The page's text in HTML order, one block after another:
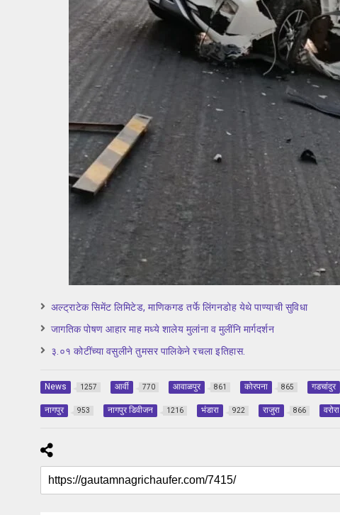
अल्ट्राटेक सिमेंट लिमिटेड, माणिकगड तर्फे लिंगनडोह येथे पाण्याची सुविधा
जागतिक पोषण आहार माह मध्ये शालेय मुलांना व मुलींनि मार्गदर्शन
३.०१ कोटींच्या वसुलीने तुमसर पालिकेने रचला इतिहास.
News 1257 आर्वी 770 आवाळपुर 861 कोरपना 865 गडचांदुर
नागपुर 953 नागपुर डिवीजन 1216 भंडारा 922 राजुरा 866 वरोरा